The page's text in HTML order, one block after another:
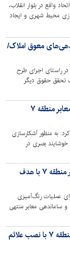
واقع در بلوار انقلاب،
محیط شهری و ایجاد
پایانی خود نزدیک
معوق املاک/
گفت: در راستای اجرای طرح
تحقق حقوق دیگر
که نسبت به
نمی‌کنند، قطع خواهد
علائم ترافیکی، گاردریل‌ها و معابر منطقه ۷
کرد: به منظور آشکارسازی
بصری در
گاردریل ها، معابر و
اجرای طرح استقبال از مهر در منطقه ۷ با هدف
اجرای عملیات رنگ‌آمیزی
و ساماندهی معابر منتهی
مهر» خبر داد و تأکید
امن و شاد برای تردد
ارتقای ایمنی ترافیک معابر منطقه ۷ با نصب علائم